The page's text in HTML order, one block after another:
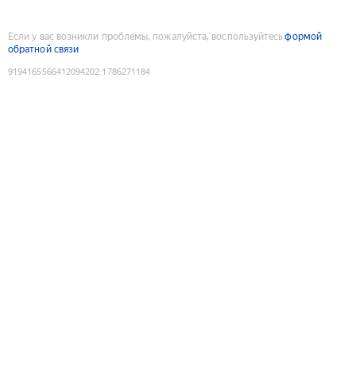
Если у вас возникли проблемы, пожалуйста, воспользуйтесьформой
обратной связи
9194165566412094202:1786271184